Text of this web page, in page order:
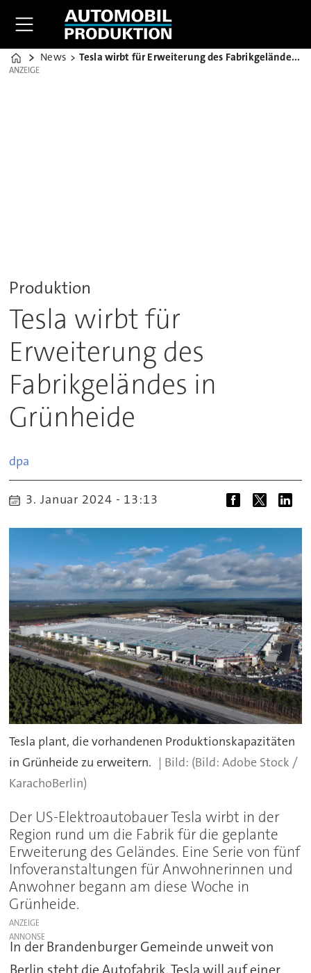
Home
News Tesla wirbt für Erweiterung des Fabrikgeländes in Grünheide
ANZEIGE
ANZEIGE
Produktion
Tesla wirbt für
Erweiterung des
Fabrikgeländes in
Grünheide
dpa
3. Januar 2024 - 13:13
Tesla plant, die vorhandenen Produktionskapazitäten
in Grünheide zu erweitern.
(Bild: Adobe Stock /
KarachoBerlin)
Der US-Elektroautobauer Tesla wirbt in der
Region rund um die Fabrik für die geplante
Erweiterung des Geländes. Eine Serie von fünf
Infoveranstaltungen für Anwohnerinnen und
Anwohner begann am diese Woche in
Grünheide.
ANZEIGE
In der Brandenburger Gemeinde unweit von